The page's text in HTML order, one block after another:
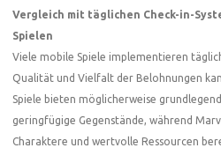
Vergleich mit täglichen Check-in-
Spielen
Viele mobile Spiele implementieren
Qualität und Vielfalt der Belohnungen
Spiele bieten möglicherweise
geringfügige Gegenstände, während
Charaktere und wertvolle Ressourcen